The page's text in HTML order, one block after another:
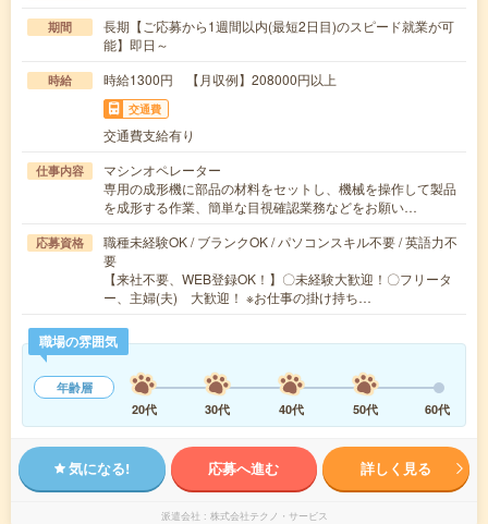
期間
長期【ご応募から1週間以内(最短2日目)のスピード就業が可
能】即日～
時給 時給1300円 【月収例】208000円以上
交通費
交通費支給有り
仕事内容
マシンオペレーター
専用の成形機に部品の材料をセットし、機械を操作して製品
を成形する作業、簡単な目視確認業務などをお願い…
応募資格
職種未経験OK / ブランクOK / パソコンスキル不要 / 英語力不
要
【来社不要、WEB登録OK！】〇未経験大歓迎！〇フリータ
ー、主婦(夫) 大歓迎！ ※お仕事の掛け持ち…
職場の雰囲気
年齢層
20代
30代 40代 50代 60代
気になる! 応募へ進む 詳しく見る
派遣会社 株式会社テクノ・サービス